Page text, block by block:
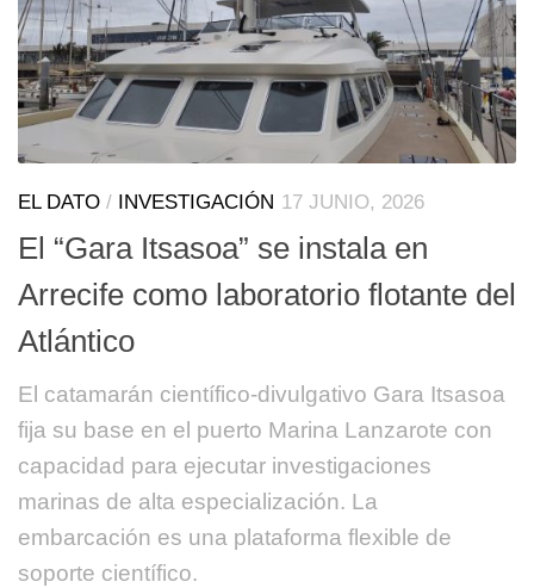
EL DATO / INVESTIGACIÓN 17 JUNIO, 2026
El “Gara Itsasoa” se instala en
Arrecife como laboratorio flotante del
Atlántico
El catamarán científico-divulgativo Gara Itsasoa
fija su base en el puerto Marina Lanzarote con
capacidad para ejecutar investigaciones
marinas de alta especialización. La
embarcación es una plataforma flexible de
soporte científico.